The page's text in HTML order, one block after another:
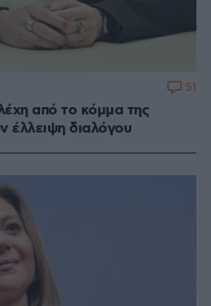
από το κόμμα της
έλλειψη διαλόγου
51